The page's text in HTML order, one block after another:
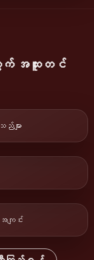
က် အထူးတင်
များ
ျင်း